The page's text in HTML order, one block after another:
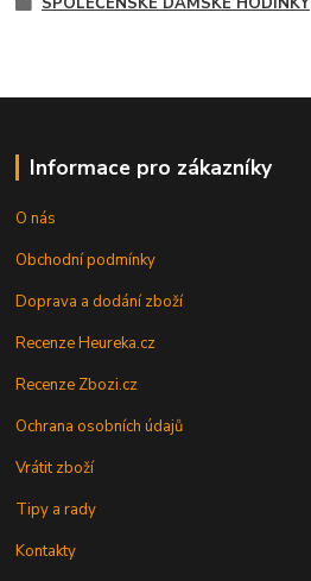
Informace pro zákazníky
O nás
Obchodní podmínky
Doprava a dodání zboží
Recenze Heureka.cz
Recenze Zbozi.cz
Ochrana osobních údajů
Vrátit zboží
Tipy a rady
Kontakty